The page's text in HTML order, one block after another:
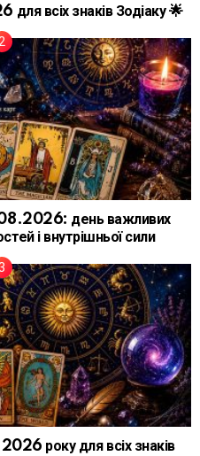
всіх знаків Зодіаку 🌟
день важливих
і внутрішньої сили
року для всіх знаків